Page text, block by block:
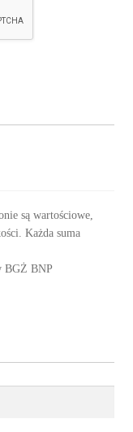
są wartościowe,
Każda suma
BGŻ BNP